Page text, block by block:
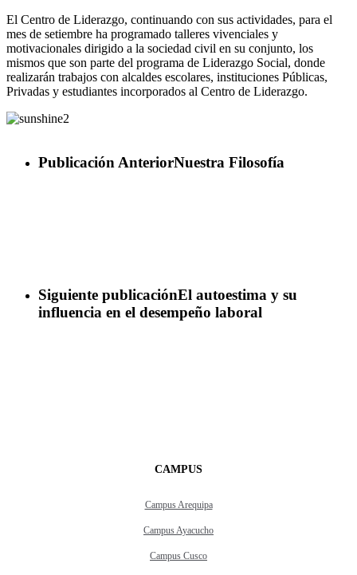
El Centro de Liderazgo, continuando con sus actividades, para el
mes de setiembre ha programado talleres vivenciales y
motivacionales dirigido a la sociedad civil en su conjunto, los
mismos que son parte del programa de Liderazgo Social, donde
realizarán trabajos con alcaldes escolares, instituciones Públicas,
Privadas y estudiantes incorporados al Centro de Liderazgo.
Publicación AnteriorNuestra Filosofía
Siguiente publicaciónEl autoestima y su
influencia en el desempeño laboral
CAMPUS
Campus Arequipa
Campus Ayacucho
Campus Cusco